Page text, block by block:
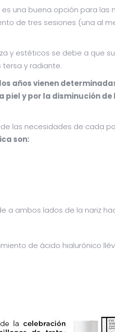
una buena opción para
de tres sesiones (una al
y estéticos se debe a que
y radiante.
años vienen
y por la disminución
las necesidades de cada
son:
ambos lados de la nariz
de ácido hialurónico